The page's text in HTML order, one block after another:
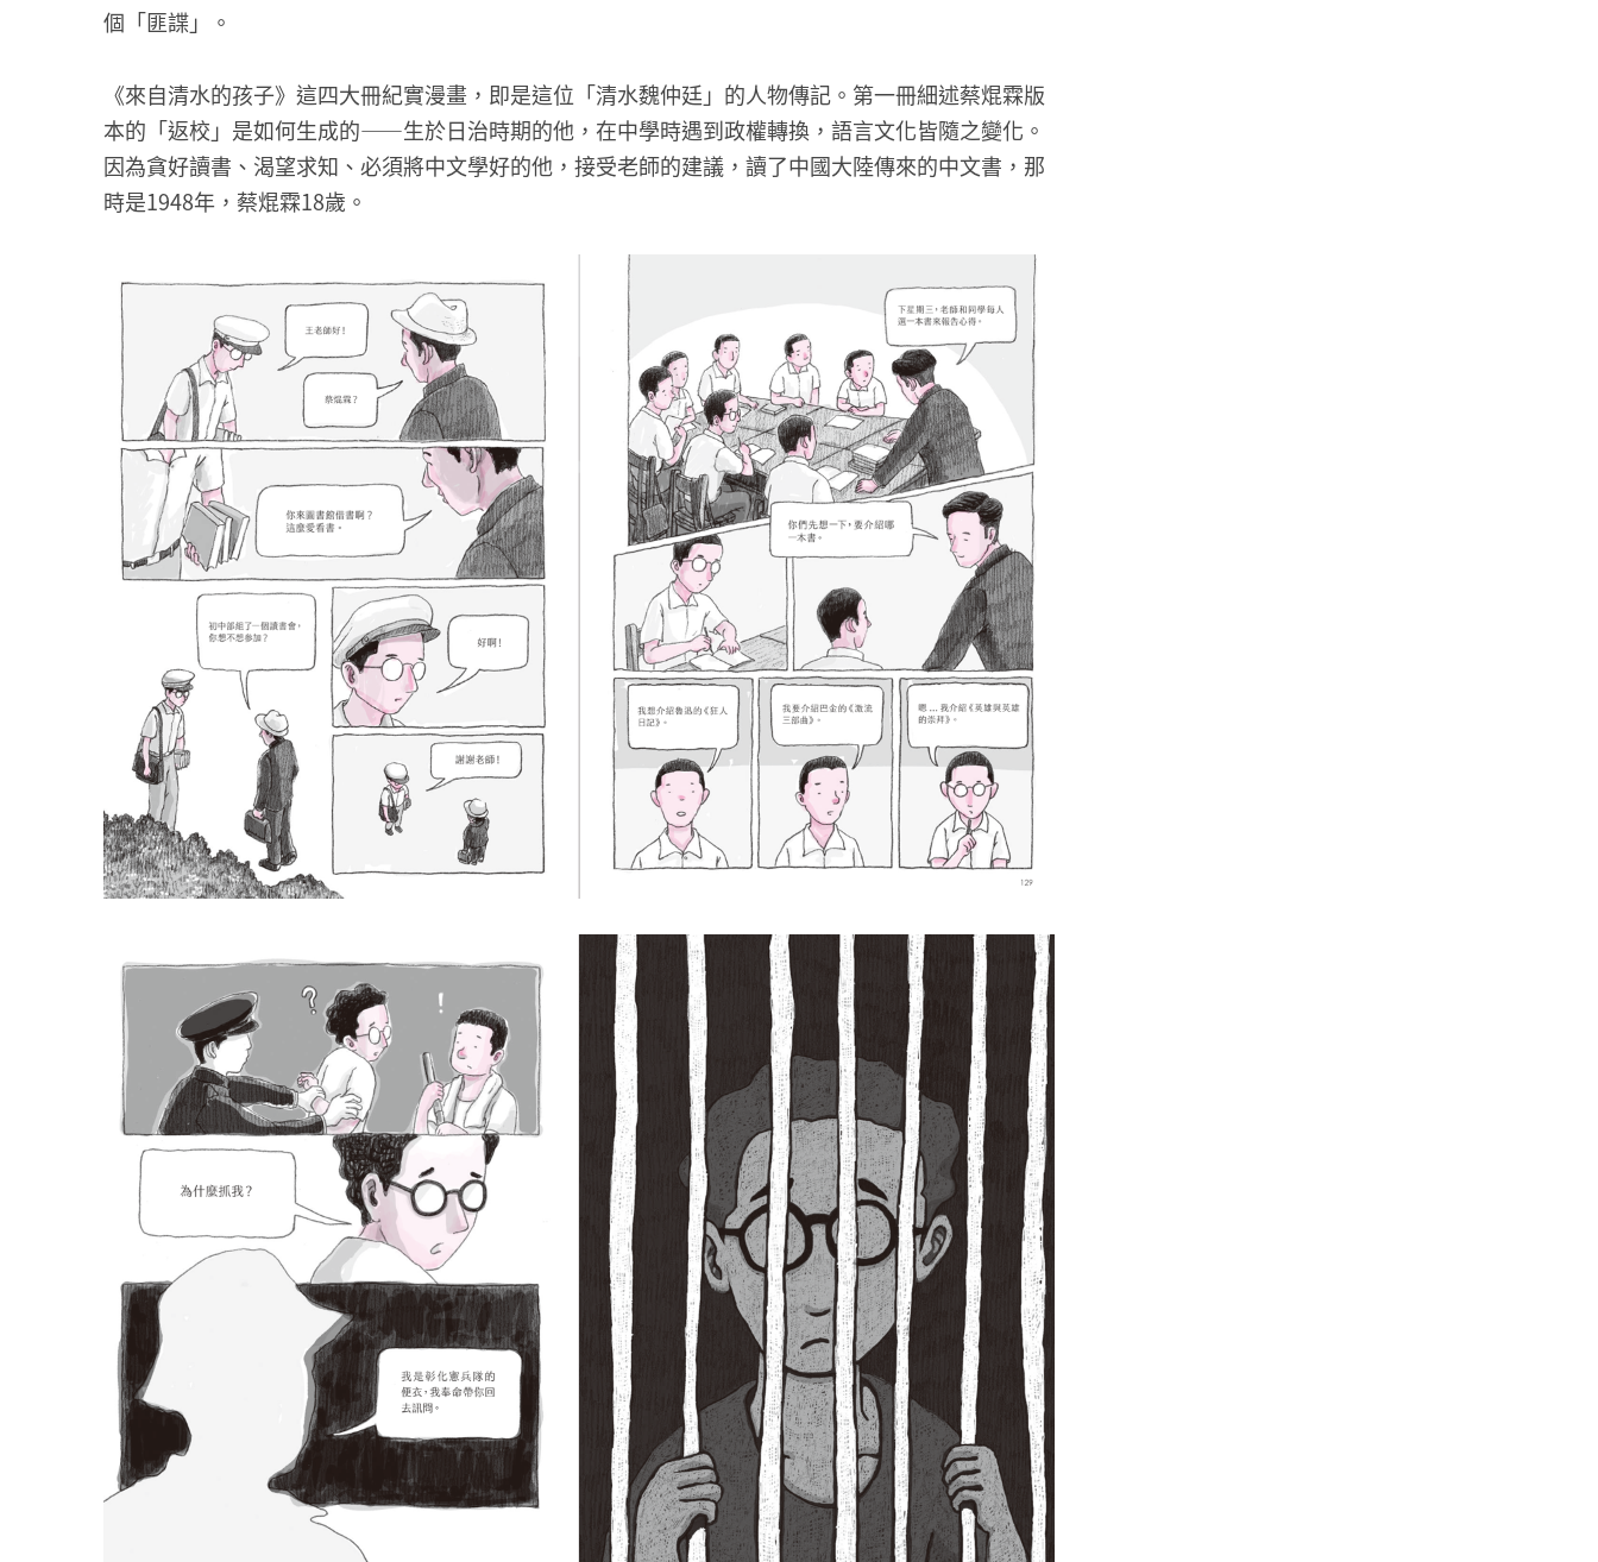
個「匪諜」。
《來自清水的孩子》這四大冊紀實漫畫，即是這位「清水魏仲廷」的人物傳記。第一冊細述蔡焜霖版
本的「返校」是如何生成的——生於日治時期的他，在中學時遇到政權轉換，語言文化皆隨之變化。
因為貪好讀書、渴望求知、必須將中文學好的他，接受老師的建議，讀了中國大陸傳來的中文書，那
時是1948年，蔡焜霖18歲。